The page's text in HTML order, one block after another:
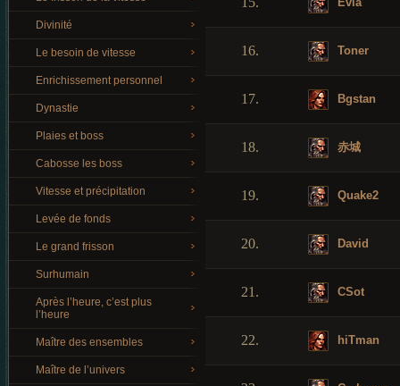
Divinité
Le besoin de vitesse
Enrichissement personnel
Dynastie
Plaies et boss
Cabosse les boss
Vitesse et précipitation
Levée de fonds
Le grand frisson
Surhumain
Après l’heure, c’est plus
l’heure
Maître des ensembles
Maître de l’univers
16. Toner
17. Bgstan
18. 赤城
19. Quake2
20. David
21. CSot
22. hiTman